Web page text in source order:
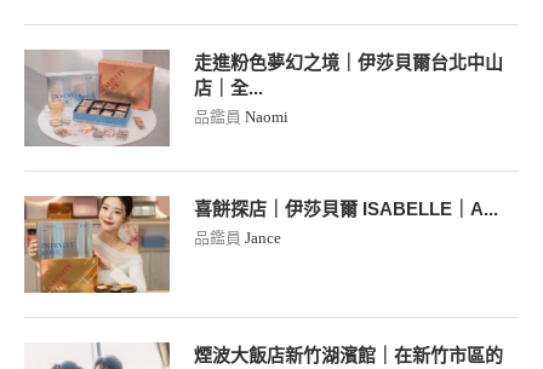
走進粉色夢幻之境｜伊莎貝爾台北中山
店｜全...
品鑑員 Naomi
喜餅探店｜伊莎貝爾 ISABELLE｜A...
品鑑員 Jance
煙波大飯店新竹湖濱館｜在新竹市區的